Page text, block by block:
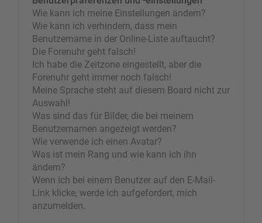
Wie kann ich meine Einstellungen ändern?
Wie kann ich verhindern, dass mein
Benutzername in der Online-Liste auftaucht?
Die Forenuhr geht falsch!
Ich habe die Zeitzone eingestellt, aber die
Forenuhr geht immer noch falsch!
Meine Sprache steht auf diesem Board nicht zur
Auswahl!
Was sind das für Bilder, die bei meinem
Benutzernamen angezeigt werden?
Wie verwende ich einen Avatar?
Was ist mein Rang und wie kann ich ihn
ändern?
Wenn ich bei einem Benutzer auf den E-Mail-
Link klicke, werde ich aufgefordert, mich
anzumelden.